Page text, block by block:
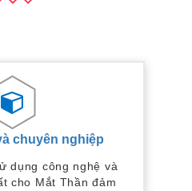
chuyên nghiệp
dụng công nghệ và
cho Mắt Thần đảm